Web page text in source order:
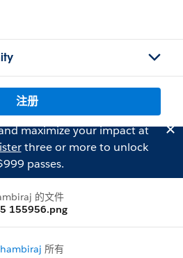
注册
maximize your impact at
three or more to unlock
passes.
的文件
155956.png
所有